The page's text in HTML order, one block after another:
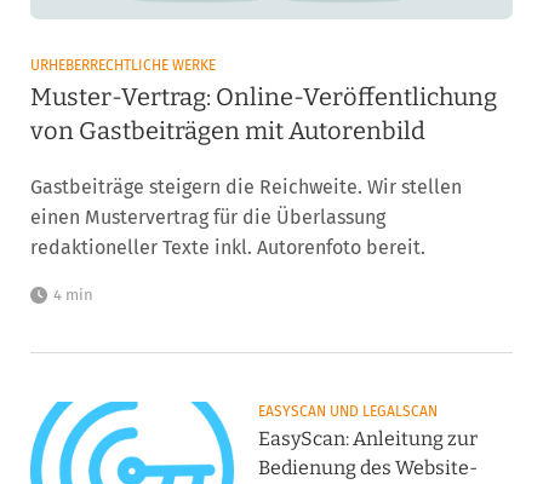
URHEBERRECHTLICHE WERKE
Muster-Vertrag: Online-Veröffentlichung
von Gastbeiträgen mit Autorenbild
Gastbeiträge steigern die Reichweite. Wir stellen
einen Mustervertrag für die Überlassung
redaktioneller Texte inkl. Autorenfoto bereit.
4 min
EASYSCAN UND LEGALSCAN
EasyScan: Anleitung zur
Bedienung des Website-